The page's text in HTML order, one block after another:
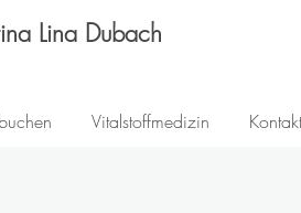
Lina Dubach
Vitalstoffmedizin Kontakt